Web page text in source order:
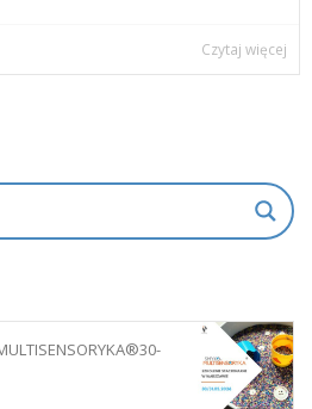
Czytaj więcej